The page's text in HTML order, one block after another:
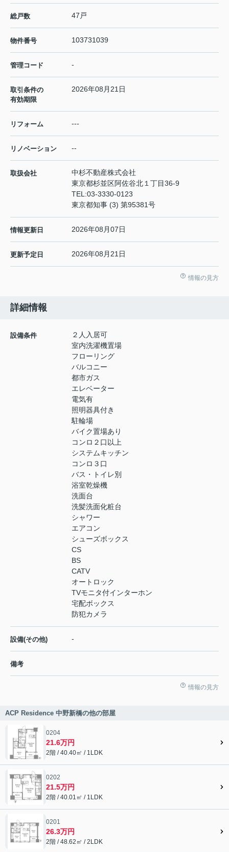
総戸数 47戸
物件番号 103731039
管理コード -
取引条件の
有効期限
2026年08月21日
リフォーム ---
リノベーション --
取扱会社
中杉不動産株式会社
東京都杉並区阿佐谷北１丁目36-9
TEL:03-3330-0123
東京都知事 (3) 第95381号
情報更新日 2026年08月07日
更新予定日 2026年08月21日
情報の見方
詳細情報
設備条件
２人入居可
室内洗濯機置場
フローリング
バルコニー
都市ガス
エレベーター
電気有
照明器具付き
駐輪場
バイク置場あり
コンロ２口以上
システムキッチン
コンロ３口
バス・トイレ別
浴室乾燥機
洗面台
洗髪洗面化粧台
シャワー
エアコン
シューズボックス
CS
BS
CATV
オートロック
TVモニタ付インターホン
宅配ボックス
防犯カメラ
設備(その他) -
備考
情報の見方
ACP Residence 中野新橋の他の部屋
0204
21.6万円
2階 / 40.40㎡ / 1LDK
0202
21.5万円
2階 / 40.01㎡ / 1LDK
0201
26.3万円
2階 / 48.62㎡ / 2LDK